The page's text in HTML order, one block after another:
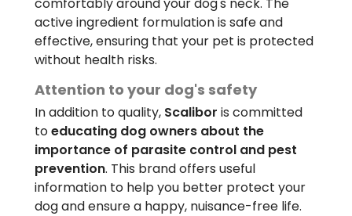
active ingredient formulation is safe and
effective, ensuring that your pet is protected
without health risks.
Attention to your dog's safety
In addition to quality, Scalibor is committed
toeducating dog owners about the
importance of parasite control and pest
prevention. This brand offers useful
information to help you better protect your
dog and ensure a happy, nuisance-free life.